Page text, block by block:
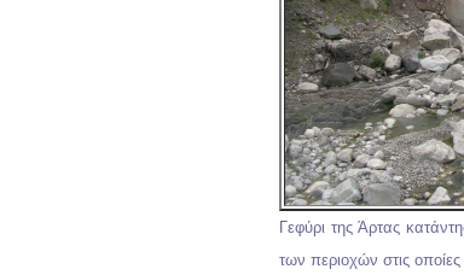
Γεφύρι της Άρτας
των περιοχών στις οποίες